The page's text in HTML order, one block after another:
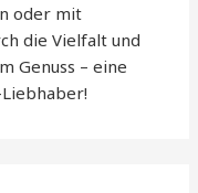
oder mit
die Vielfalt und
Genuss – eine